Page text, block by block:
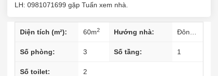
LH: 0981071699 gặp Tuấn xem nhà.
Diện tích (m²): 60m2 Hướng nhà:
Số phòng: 3 Số tầng: 1
Số toilet: 2